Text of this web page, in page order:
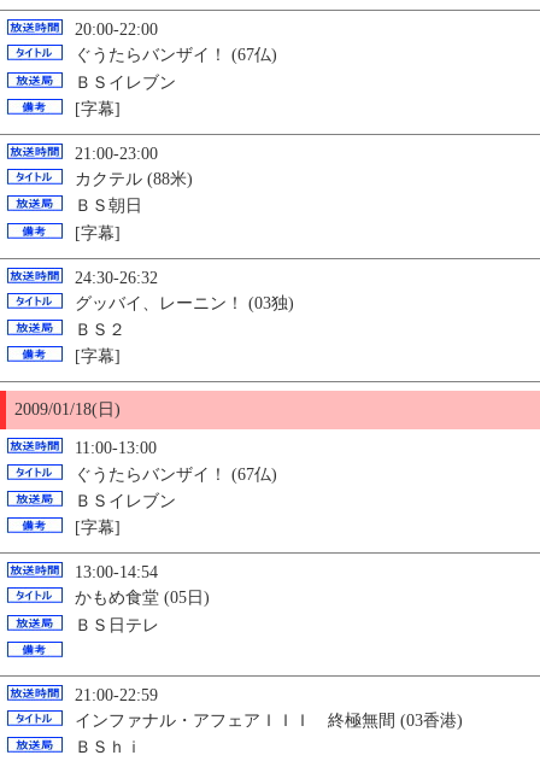
20:00-22:00
ぐうたらバンザイ！ (67仏)
ＢＳイレブン
[字幕]
21:00-23:00
カクテル (88米)
ＢＳ朝日
[字幕]
24:30-26:32
グッバイ、レーニン！ (03独)
ＢＳ２
[字幕]
2009/01/18(日)
11:00-13:00
ぐうたらバンザイ！ (67仏)
ＢＳイレブン
[字幕]
13:00-14:54
かもめ食堂 (05日)
ＢＳ日テレ
21:00-22:59
インファナル・アフェアＩＩＩ 終極無間 (03香港)
ＢＳｈｉ